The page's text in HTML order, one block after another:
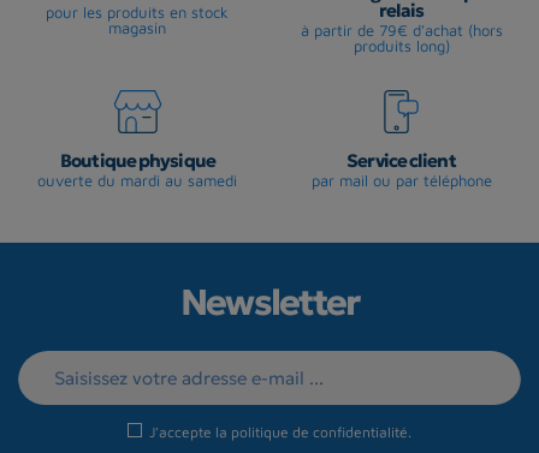
pour les produits en stock
magasin
relais
à partir de 79€ d'achat (hors
produits long)
Boutique physique
ouverte du mardi au samedi
Service client
par mail ou par téléphone
Newsletter
J'accepte la politique de confidentialité